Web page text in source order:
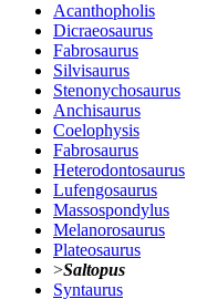
Acanthopholis
Dicraeosaurus
Fabrosaurus
Silvisaurus
Stenonychosaurus
Anchisaurus
Coelophysis
Fabrosaurus
Heterodontosaurus
Lufengosaurus
Massospondylus
Melanorosaurus
Plateosaurus
>Saltopus
Syntaurus